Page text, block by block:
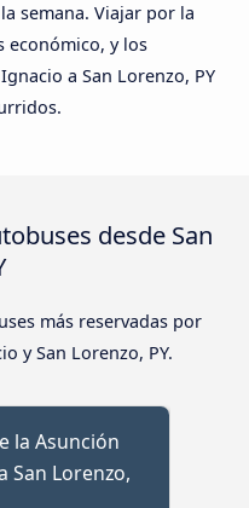
semana. Viajar por la
económico, y los
a San Lorenzo, PY
desde San
más reservadas por
y San Lorenzo, PY.
la Asunción
San Lorenzo,